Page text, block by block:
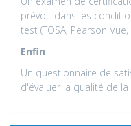
prévoit dans les
test (TOSA, Pearson
Enfin
Un questionnaire de
d'évaluer la qualité de